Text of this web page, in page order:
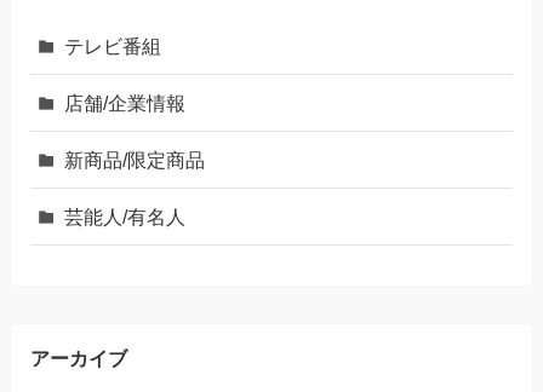
テレビ番組
店舗/企業情報
新商品/限定商品
芸能人/有名人
アーカイブ